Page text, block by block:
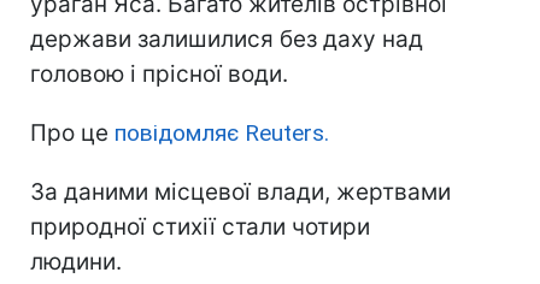
держави залишилися без даху над
головою і прісної води.
Про це повідомляє Reuters.
За даними місцевої влади, жертвами
природної стихії стали чотири
людини.